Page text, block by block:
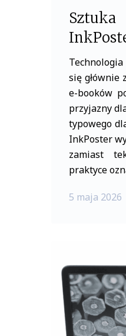
się głównie
e-booków
przyjazny
typowego
InkPoster
zamiast
praktyce
5 maja 2026